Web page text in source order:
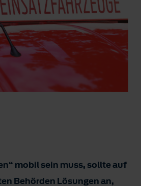
mobil sein muss, sollte auf
Behörden Lösungen an,